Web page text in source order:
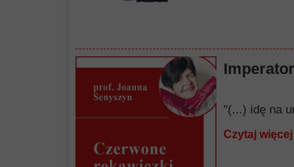
"(...) idę na
Czytaj więcej